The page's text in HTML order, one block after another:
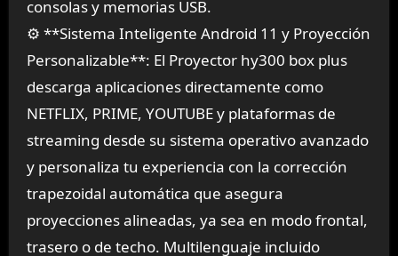
consolas y memorias USB.
⚙️ **Sistema Inteligente Android 11 y Proyección
Personalizable**: El Proyector hy300 box plus
descarga aplicaciones directamente como
NETFLIX, PRIME, YOUTUBE y plataformas de
streaming desde su sistema operativo avanzado
y personaliza tu experiencia con la corrección
trapezoidal automática que asegura
proyecciones alineadas, ya sea en modo frontal,
trasero o de techo. Multilenguaje incluido